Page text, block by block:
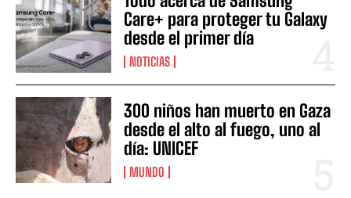
Care+ para proteger tu Galaxy
desde el primer día
NOTICIAS
300 niños han muerto en Gaza
desde el alto al fuego, uno al
día: UNICEF
MUNDO